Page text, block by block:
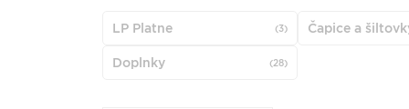
LP Platne (3) Čapice a
Doplnky (28)
PRODUKTY V ZĽAVE
FOLK (5852)
INDIE ROCK (1127)